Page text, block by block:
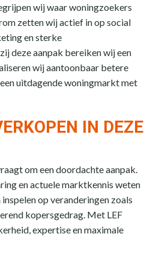
wij waar woningzoekers
zetten wij actief in op social
en sterke
deze aanpak bereiken wij een
wij aantoonbaar betere
uitdagende woningmarkt met
IN DEZE
om een doordachte aanpak.
en actuele marktkennis weten
op veranderingen zoals
kopersgedrag. Met LEF
expertise en maximale